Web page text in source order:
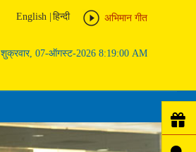
अभिमान गीत
English हिन्दी
शुक्रवार, 07-ऑगस्ट-2026 8:19:00 AM